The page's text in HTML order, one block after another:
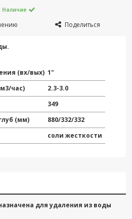
Наличие
Поделиться
(вх/вых) 1"
час)
2.3-3.0
349
(мм)
880/332/332
соли жесткости
для удаления из воды